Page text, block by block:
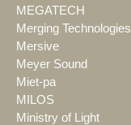
MEGATECH
Merging Technologies
Mersive
Meyer Sound
Miet-pa
MILOS
Ministry of Light